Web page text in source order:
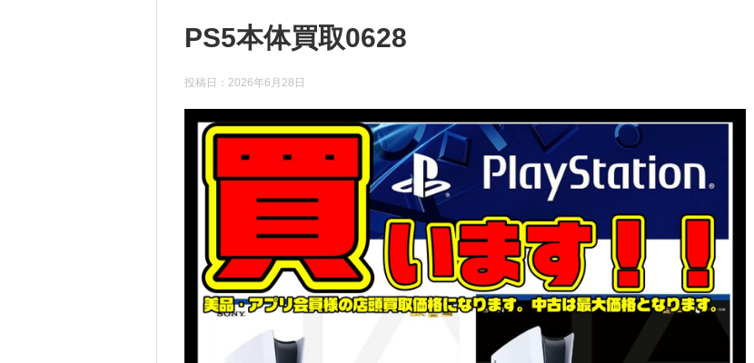
PS5本体買取0628
投稿日： 2026年6月28日